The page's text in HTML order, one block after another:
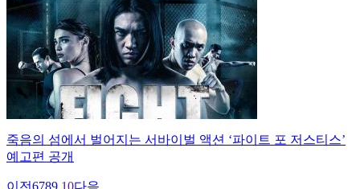
죽음의 섬에서 벌어지는 서바이벌 액션 ‘파이트 포 저스티스’
예고편 공개
이전6789 10다음